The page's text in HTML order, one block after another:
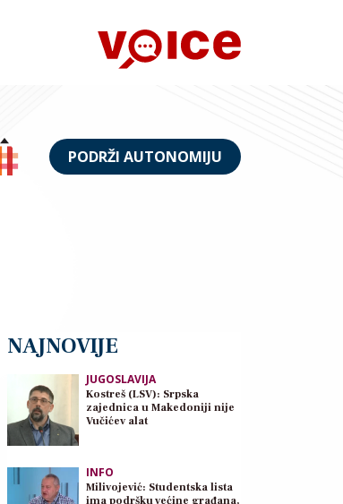
PODRŽI AUTONOMIJU
NAJNOVIJE
JUGOSLAVIJA
Kostreš (LSV): Srpska
zajednica u Makedoniji nije
Vučićev alat
INFO
Milivojević: Studentska lista
ima podršku većine građana,